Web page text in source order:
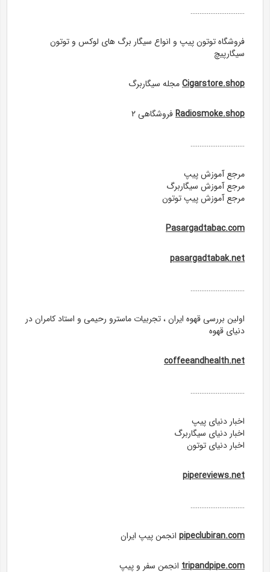
…………………………
فروشگاه توتون پیپ و انواع سیگار برگ های لوکس و توتون
سیگارپیچ
Cigarstore.shopمجله سيگاربرگ
Radiosmoke.shopفروشگاهی ۲
…………………………
مرجع آموزش پیپ
مرجع آموزش سیگاربرگ
مرجع آموزش پیپ توتون
Pasargadtabac.com
pasargadtabak.net
…………………………
اولین بررسی قهوه ایران ، تجربیات ماسترو رحیمی و استاد کامران در
دنیای قهوه
coffeeandhealth.net
…………………………
اخبار دنیای پیپ
اخبار دنیای سیگاربرگ
اخبار دنیای توتون
pipereviews.net
…………………………
pipeclubiran.comانجمن پیپ ایران
tripandpipe.comانجمن سفر و پیپ